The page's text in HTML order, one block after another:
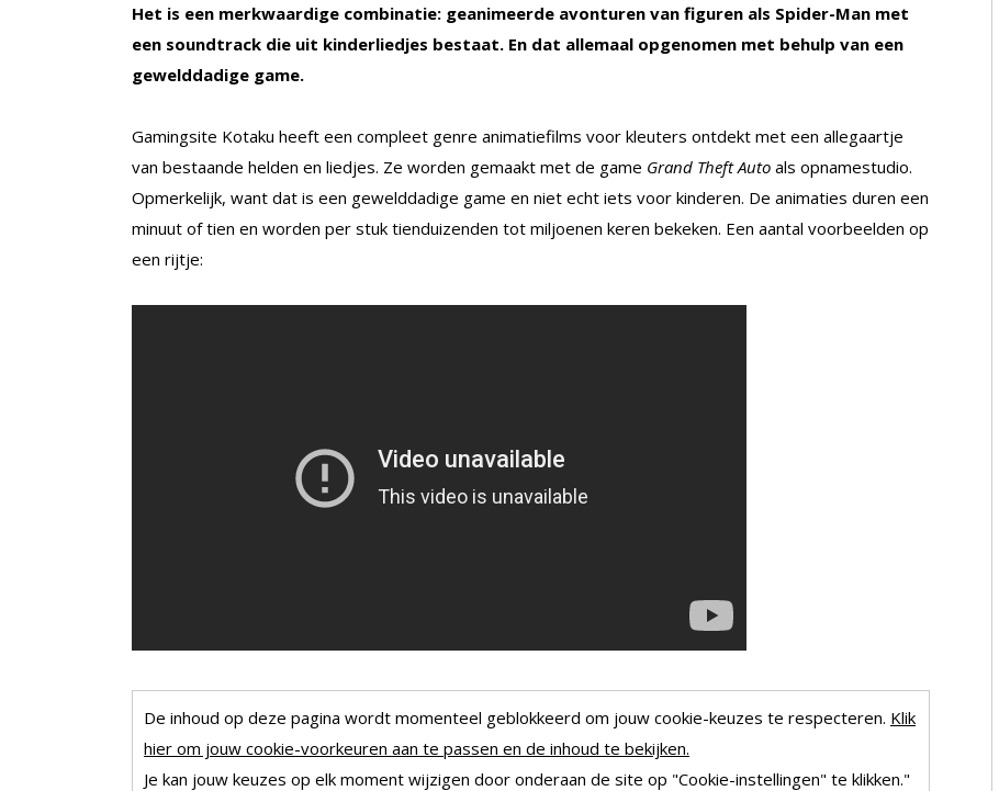
Het is een merkwaardige combinatie: geanimeerde avonturen van figuren als Spider-Man met
een soundtrack die uit kinderliedjes bestaat. En dat allemaal opgenomen met behulp van een
gewelddadige game.
Gamingsite Kotaku heeft een compleet genre animatiefilms voor kleuters ontdekt met een allegaartje
van bestaande helden en liedjes. Ze worden gemaakt met de game Grand Theft Auto als opnamestudio.
Opmerkelijk, want dat is een gewelddadige game en niet echt iets voor kinderen. De animaties duren een
minuut of tien en worden per stuk tienduizenden tot miljoenen keren bekeken. Een aantal voorbeelden op
een rijtje:
De inhoud op deze pagina wordt momenteel geblokkeerd om jouw cookie-keuzes te respecteren. Klik
hier om jouw cookie-voorkeuren aan te passen en de inhoud te bekijken.
Je kan jouw keuzes op elk moment wijzigen door onderaan de site op "Cookie-instellingen" te klikken."